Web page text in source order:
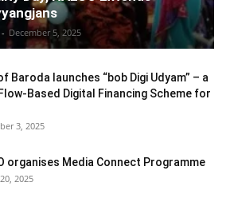
- December 5, 2025
Baroda launches “bob Digi Udyam” – a
Based Digital Financing Scheme for
3, 2025
organises Media Connect Programme
2025